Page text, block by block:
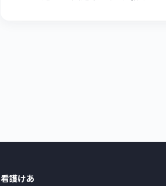
看護けあ